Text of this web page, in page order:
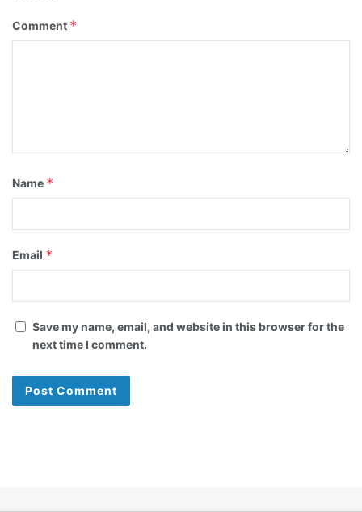
Comment *
Name *
Email *
Save my name, email, and website in this browser for the
next time I comment.